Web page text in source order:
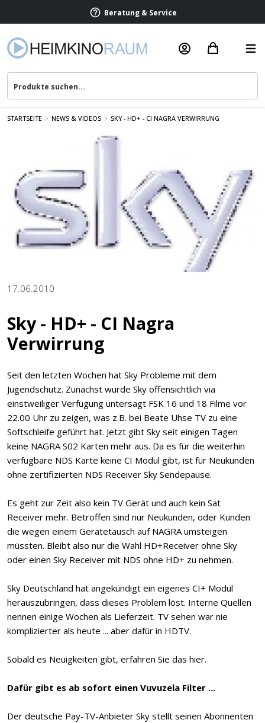
Beratung & Service
STARTSEITE NEWS & VIDEOS SKY - HD+ - CI NAGRA VERWIRRUNG
17.06.2010
Sky - HD+ - CI Nagra
Verwirrung
Seit den letzten Wochen hat Sky Probleme mit dem
Jugendschutz. Zunächst wurde Sky offensichtlich via
einstweiliger Verfügung untersagt FSK 16 und 18 Filme vor
22.00 Uhr zu zeigen, was z.B. bei Beate Uhse TV zu eine
Softschleife geführt hat. Jetzt gibt Sky seit einigen Tagen
keine NAGRA S02 Karten mehr aus. Da es für die weiterhin
verfügbare NDS Karte keine CI Modul gibt, ist für Neukunden
ohne zertifizierten NDS Receiver Sky Sendepause.
Es geht zur Zeit also kein TV Gerät und auch kein Sat
Receiver mehr. Betroffen sind nur Neukunden, oder Kunden
die wegen einem Gerätetausch auf NAGRA umsteigen
müssten. Bleibt also nur die Wahl HD+Receiver ohne Sky
oder einen Sky Receiver mit NDS ohne HD+ zu nehmen.
Sky Deutschland hat angekündigt ein eigenes CI+ Modul
herauszubringen, dass dieses Problem löst. Interne Quellen
nennen einige Wochen als Lieferzeit. TV sehen war nie
komplizierter als heute ... aber dafür in HDTV.
Sobald es Neuigkeiten gibt, erfahren Sie das hier.
Dafür gibt es ab sofort einen Vuvuzela Filter ...
Der deutsche Pay-TV-Anbieter Sky stellt seinen Abonnenten